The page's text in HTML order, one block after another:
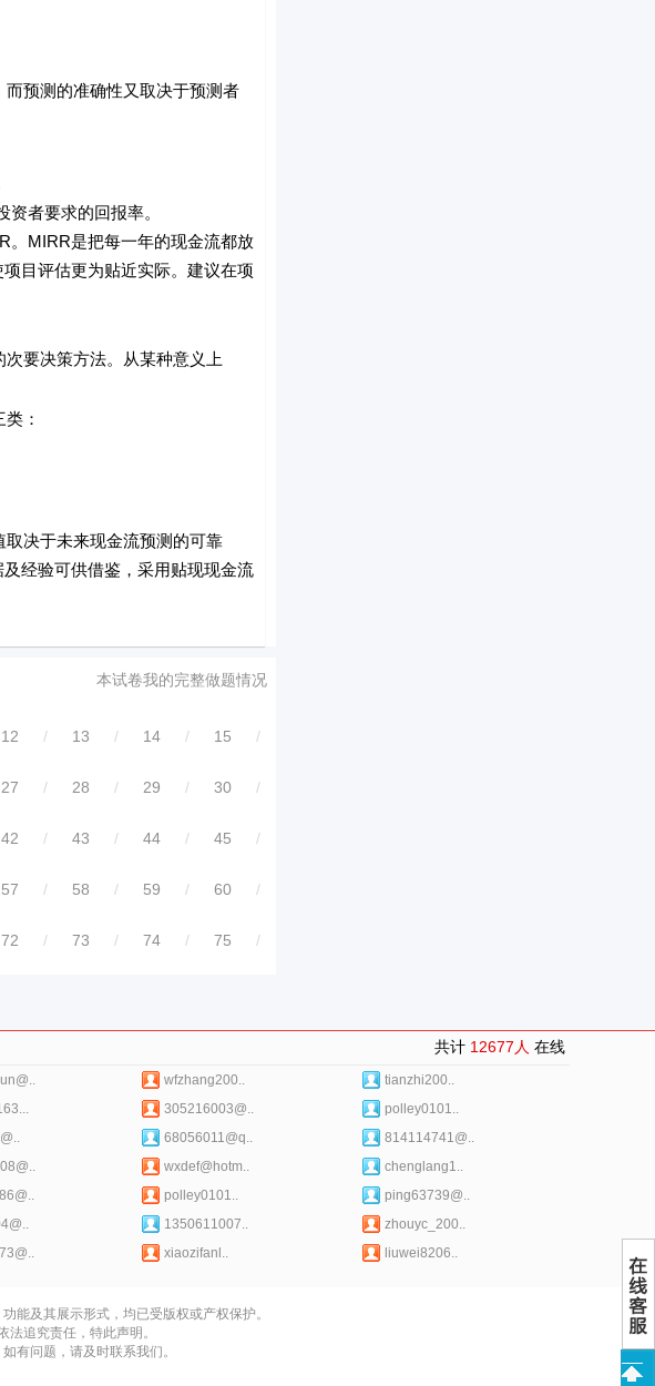
预测的准确性又取决于预测者
者要求的回报率。
MIRR是把每一年的现金流都放
目评估更为贴近实际。建议在项
要决策方法。从某种意义上
：
决于未来现金流预测的可靠
经验可供借鉴，采用贴现现金流
本试卷我的完整做题情况
12 / 13 / 14 / 15 /
27 / 28 / 29 / 30 /
42 / 43 / 44 / 45 /
57 / 58 / 59 / 60 /
72 / 73 / 74 / 75 /
共计 12677人 在线
wfzhang200..
tianzhi200..
305216003@..
polley0101..
68056011@q..
814114741@..
wxdef@hotm..
chenglang1..
polley0101..
ping63739@..
1350611007..
zhouyc_200..
xiaozifanl.. liuwei8206..
能及其展示形式，均已受版权或产权保护。
追究责任，特此声明。
有问题，请及时联系我们。